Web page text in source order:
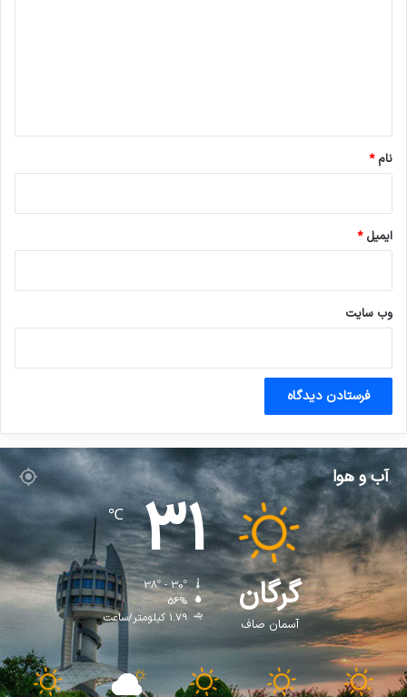
نام*
ایمیل*
وب‌ سایت
آب و هوا
گرگان
آسمان صاف
31
℃
38º - 30º
56%
1.79 کیلومتر/ساعت